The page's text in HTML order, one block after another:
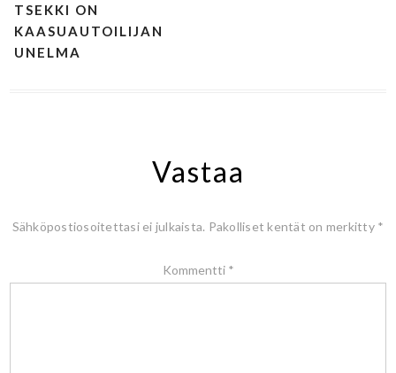
TSEKKI ON
KAASUAUTOILIJAN
UNELMA
Vastaa
Sähköpostiosoitettasi ei julkaista. Pakolliset kentät on merkitty *
Kommentti *